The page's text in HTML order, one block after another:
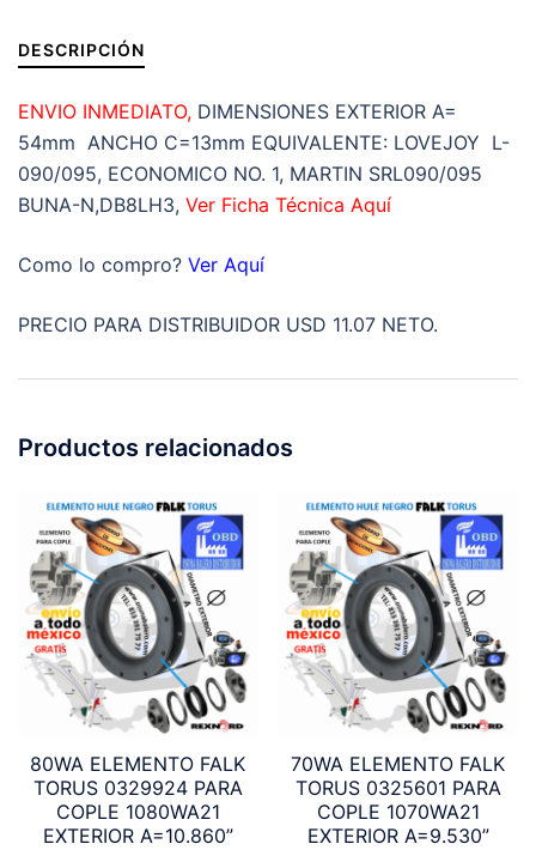
54mm
ANCHO
C=13mm
cantidad
DESCRIPCIÓN
ENVIO INMEDIATO, DIMENSIONES EXTERIOR A=
54mm ANCHO C=13mm EQUIVALENTE: LOVEJOY L-
090/095, ECONOMICO NO. 1, MARTIN SRL090/095
BUNA-N,DB8LH3, Ver Ficha Técnica Aquí
Como lo compro? Ver Aquí
PRECIO PARA DISTRIBUIDOR USD 11.07 NETO.
Productos relacionados
80WA ELEMENTO FALK
TORUS 0329924 PARA
COPLE 1080WA21
EXTERIOR A=10.860”
70WA ELEMENTO FALK
TORUS 0325601 PARA
COPLE 1070WA21
EXTERIOR A=9.530”